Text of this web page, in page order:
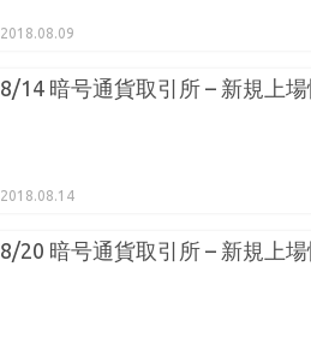
2018.08.09
8/14 暗号通貨取引所 – 新規上
2018.08.14
8/20 暗号通貨取引所 – 新規上